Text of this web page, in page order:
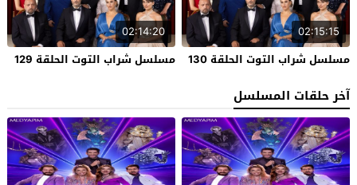
02:15:15
مسلسل شراب التوت الحلقة 130
02:14:20
مسلسل شراب التوت الحلقة 129
آخر حلقات المسلسل